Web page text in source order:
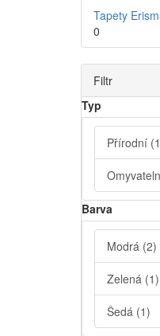
Tapety
0
Filtr
Typ
Přírodní
Barva
Modrá (2)
Zelená (1)
Šedá (1)